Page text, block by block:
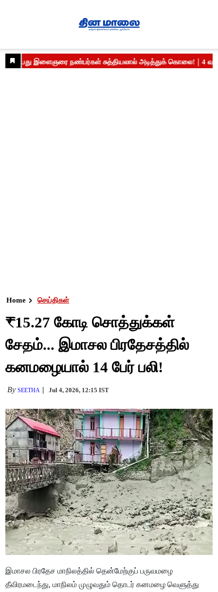
Home செய்திகள்
₹15.27 கோடி சொத்துக்கள்
சேதம்... இமாசல பிரதேசத்தில்
கனமழையால் 14 பேர் பலி!
BySEETHA Jul 4, 2026, 12:15 IST
இமாசல பிரதேச மாநிலத்தில் தென்மேற்குப் பருவமழை
தீவிரமடைந்து, மாநிலம் முழுவதும் தொடர் கனமழை வெளுத்து